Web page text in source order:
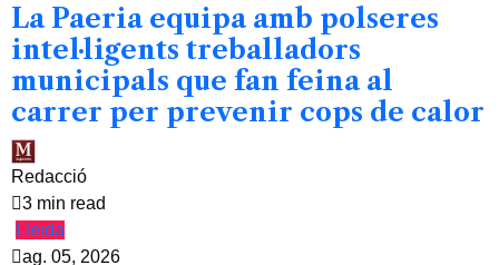
La Paeria equipa amb polseres
intel·ligents treballadors
municipals que fan feina al
carrer per prevenir cops de calor
Redacció
3 min read
Lleida
ag. 05, 2026